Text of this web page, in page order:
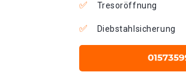
Tresoröffnung
Diebstahlsicherung